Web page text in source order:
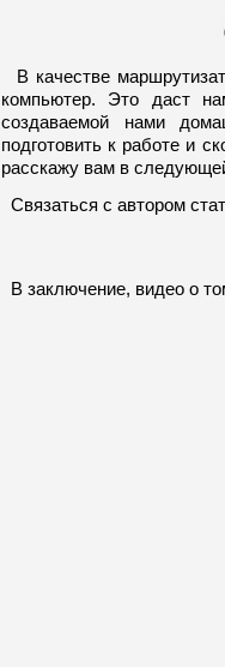
В качестве
компьютер. Это даст
создаваемой нами
подготовить к работе и
расскажу вам в
Связаться с автором
В заключение, видео о